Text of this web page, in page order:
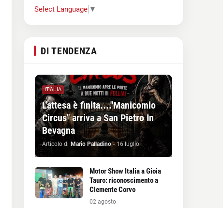
Select Language ▼
DI TENDENZA
ITALIA
L'attesa è finita...."Manicomio
Circus" arriva a San Pietro In
Bevagna
Articolo di Mario Palladino - 16 luglio
Motor Show Italia a Gioia
Tauro: riconoscimento a
Clemente Corvo
02 agosto